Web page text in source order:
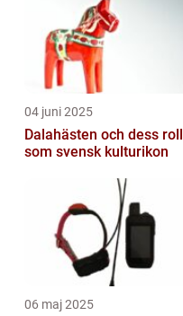
04 juni 2025
Dalahästen och dess roll
som svensk kulturikon
06 maj 2025